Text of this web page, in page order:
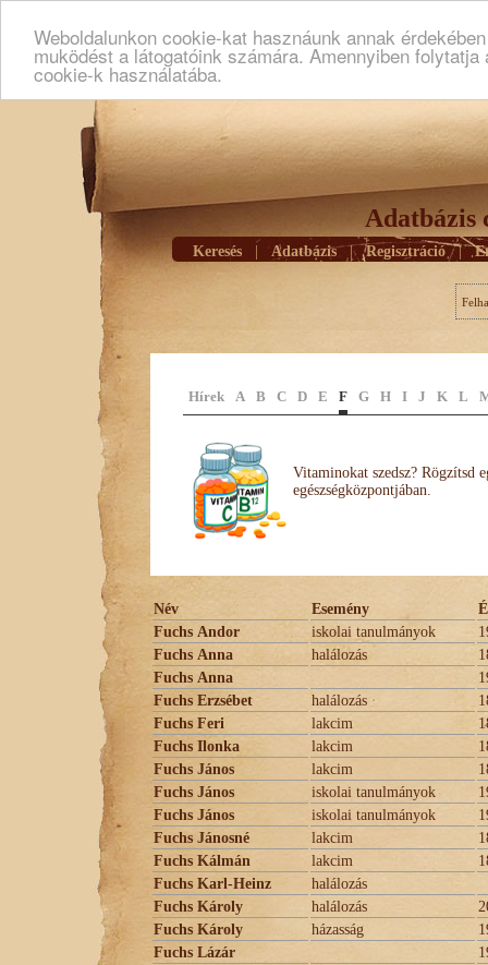
Weboldalunkon cookie-kat hasznáunk annak
muködést a látogatóink számára. Amennyiben
cookie-k használatába.
Adatbázis
Keresés Adatbázis | Regisztráció |
Hírek A B C D E F G H I J K L
Vitaminokat szedsz? Rögzítsd
egészségközpontjában.
Név Esemény
Fuchs Andor
iskolai tanulmányok
Fuchs Anna
halálozás
Fuchs Anna
Fuchs Erzsébet
halálozás
Fuchs Feri
lakcim
Fuchs Ilonka
lakcim
Fuchs János
lakcim
Fuchs János
iskolai tanulmányok
Fuchs János
iskolai tanulmányok
Fuchs Jánosné
lakcim
Fuchs Kálmán
lakcim
Fuchs Karl-Heinz
halálozás
Fuchs Károly
halálozás
Fuchs Károly
házasság
Fuchs Lázár